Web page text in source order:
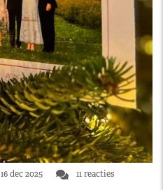
16 dec 2025 11 reacties